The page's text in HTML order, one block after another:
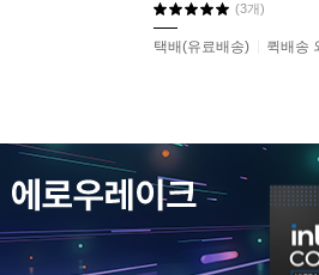
(3개)
택배(유료배송) 퀵배송